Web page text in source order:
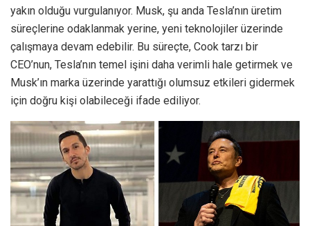
yakın olduğu vurgulanıyor. Musk, şu anda Tesla’nın üretim
süreçlerine odaklanmak yerine, yeni teknolojiler üzerinde
çalışmaya devam edebilir. Bu süreçte, Cook tarzı bir
CEO’nun, Tesla’nın temel işini daha verimli hale getirmek ve
Musk’ın marka üzerinde yarattığı olumsuz etkileri gidermek
için doğru kişi olabileceği ifade ediliyor.